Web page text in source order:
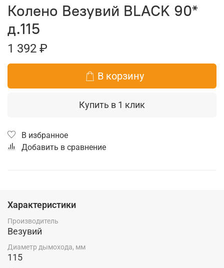
Колено Везувий BLACK 90*
д.115
1 392 ₽
В корзину
Купить в 1 клик
В избранное
Добавить в сравнение
Характеристики
Производитель
Везувий
Диаметр дымохода, мм
115